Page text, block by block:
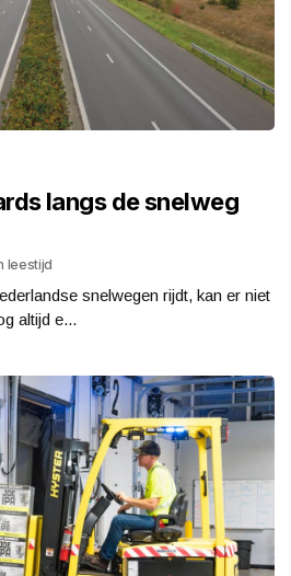
langs de snelweg
leestijd
snelwegen rijdt, kan er niet
altijd e...